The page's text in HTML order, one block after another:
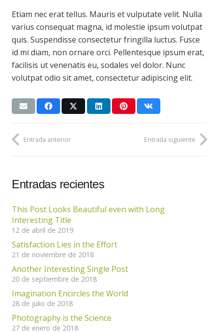
Etiam nec erat tellus. Mauris et vulputate velit. Nulla
varius consequat magna, id molestie ipsum volutpat
quis. Suspendisse consectetur fringilla luctus. Fusce
id mi diam, non ornare orci. Pellentesque ipsum erat,
facilisis ut venenatis eu, sodales vel dolor. Nunc
volutpat odio sit amet, consectetur adipiscing elit.
Entrada anterior Entrada siguiente
Entradas recientes
This Post Looks Beautiful even with Long
Interesting Title
12 de abril de 2019
Satisfaction Lies in the Effort
21 de noviembre de 2018
Another Interesting Single Post
20 de septiembre de 2018
Imagination Encircles the World
28 de julio de 2018
Photography is the Science
27 de enero de 2018